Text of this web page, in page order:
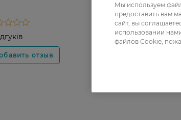
Мы используем
предоставить вам
сайт, вы
использовании
файлов Cookie,